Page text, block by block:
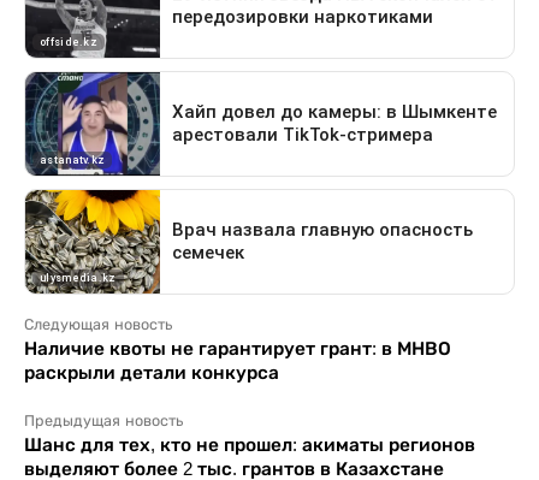
Следующая новость
Наличие квоты не гарантирует грант: в МНВО
раскрыли детали конкурса
Предыдущая новость
Шанс для тех, кто не прошел: акиматы регионов
выделяют более 2 тыс. грантов в Казахстане